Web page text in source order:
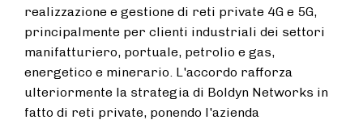
realizzazione e gestione di reti private 4G e 5G,
principalmente per clienti industriali dei settori
manifatturiero, portuale, petrolio e gas,
energetico e minerario. L'accordo rafforza
ulteriormente la strategia di Boldyn Networks in
fatto di reti private, ponendo l'azienda